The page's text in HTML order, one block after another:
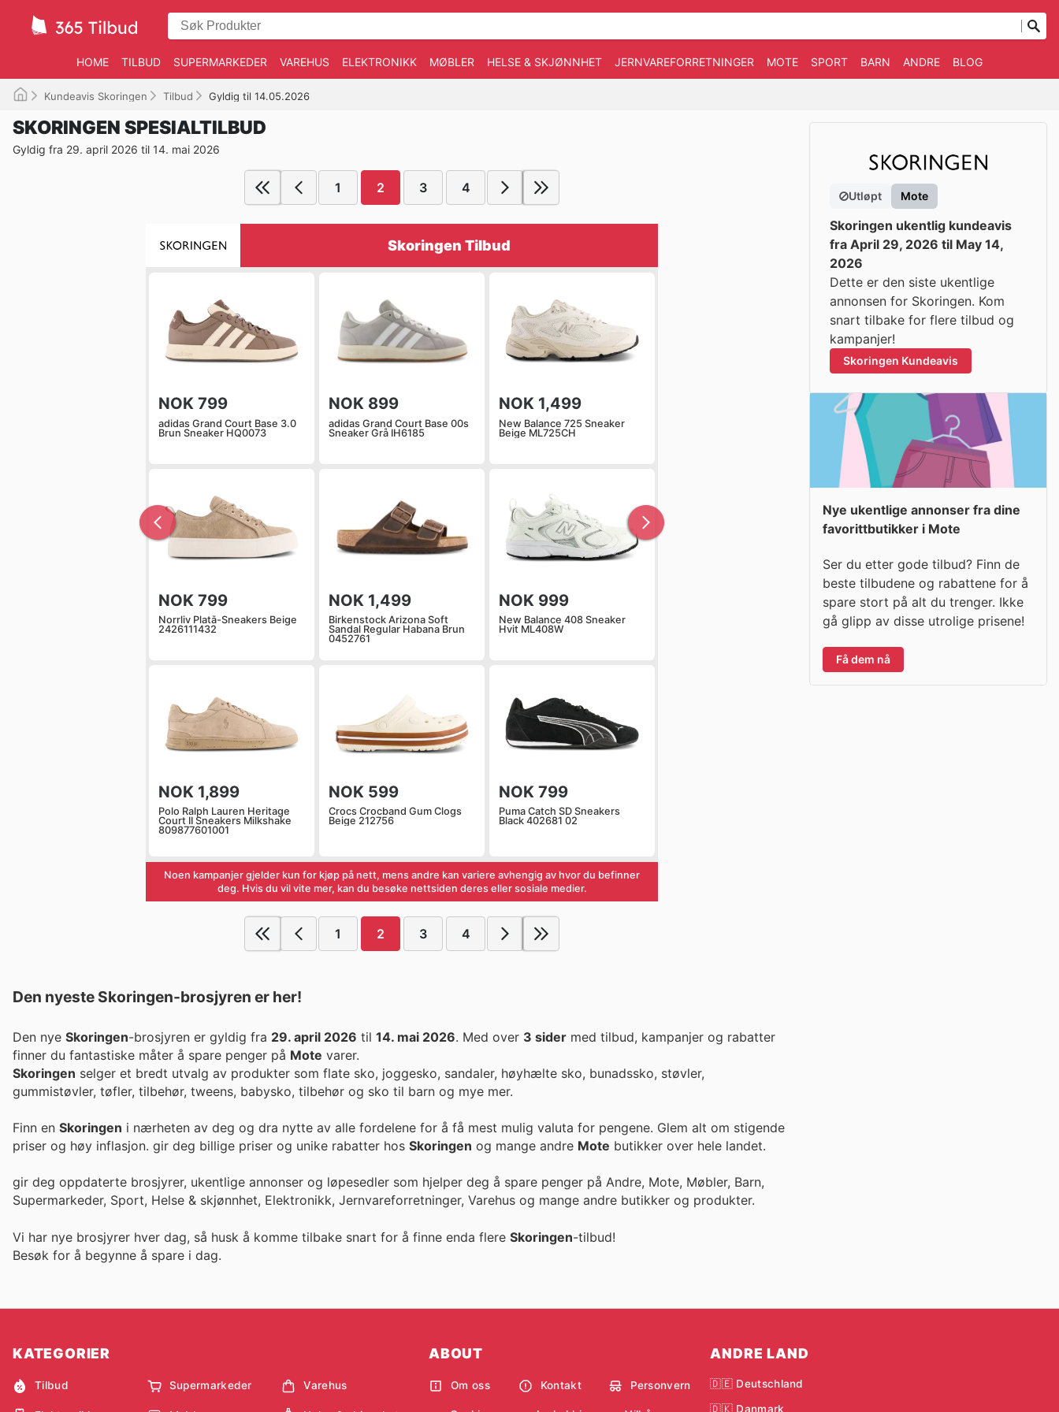
HOME TILBUD SUPERMARKEDER VAREHUS ELEKTRONIKK MØBLER HELSE & SKJØNNHET JERNVAREFORRETNINGER MOTE SPORT BARN ANDRE BLOG
Kundeavis Skoringen Tilbud Gyldig til 14.05.2026
SKORINGEN SPESIALTILBUD
Gyldig fra 29. april 2026 til 14. mai 2026
1 2 3 4
Skoringen Tilbud
NOK 799
adidas Grand Court Base 3.0
Brun Sneaker HQ0073
NOK 899
adidas Grand Court Base 00s
Sneaker Grå IH6185
NOK 1,499
New Balance 725 Sneaker
Beige ML725CH
NOK 799
Norrliv Platå-Sneakers Beige
2426111432
NOK 1,499
Birkenstock Arizona Soft
Sandal Regular Habana Brun
0452761
NOK 999
New Balance 408 Sneaker
Hvit ML408W
NOK 1,899
Polo Ralph Lauren Heritage
Court II Sneakers Milkshake
809877601001
NOK 599
Crocs Crocband Gum Clogs
Beige 212756
NOK 799
Puma Catch SD Sneakers
Black 402681 02
Noen kampanjer gjelder kun for kjøp på nett, mens andre kan variere avhengig av hvor du befinner
deg. Hvis du vil vite mer, kan du besøke nettsiden deres eller sosiale medier.
1 2 3 4
Den nyeste Skoringen-brosjyren er her!
Den nye Skoringen-brosjyren er gyldig fra 29. april 2026 til 14. mai 2026. Med over 3 sider med tilbud, kampanjer og rabatter
finner du fantastiske måter å spare penger på Mote varer.
Skoringen selger et bredt utvalg av produkter som flate sko, joggesko, sandaler, høyhælte sko, bunadssko, støvler,
gummistøvler, tøfler, tilbehør, tweens, babysko, tilbehør og sko til barn og mye mer.
Finn en Skoringen i nærheten av deg og dra nytte av alle fordelene for å få mest mulig valuta for pengene. Glem alt om stigende
priser og høy inflasjon. gir deg billige priser og unike rabatter hos Skoringen og mange andre Mote butikker over hele landet.
gir deg oppdaterte brosjyrer, ukentlige annonser og løpesedler som hjelper deg å spare penger på Andre, Mote, Møbler, Barn,
Supermarkeder, Sport, Helse & skjønnhet, Elektronikk, Jernvareforretninger, Varehus og mange andre butikker og produkter.
Vi har nye brosjyrer hver dag, så husk å komme tilbake snart for å finne enda flere Skoringen-tilbud!
Besøk for å begynne å spare i dag.
Utløpt Mote
Skoringen ukentlig kundeavis
fra April 29, 2026 til May 14,
2026
Dette er den siste ukentlige
annonsen for Skoringen. Kom
snart tilbake for flere tilbud og
kampanjer!
Skoringen Kundeavis
Nye ukentlige annonser fra dine
favorittbutikker i Mote
Ser du etter gode tilbud? Finn de
beste tilbudene og rabattene for å
spare stort på alt du trenger. Ikke
gå glipp av disse utrolige prisene!
Få dem nå
KATEGORIER
Tilbud Supermarkeder Varehus
ABOUT
Om oss Kontakt Personvern
ANDRE LAND
🇩🇪 Deutschland
🇩🇰 Danmark